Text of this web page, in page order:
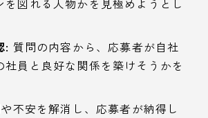
図れる人物かを見極めようとし
: 質問の内容から、応募者が自社
員と良好な関係を築けそうかを
不安を解消し、応募者が納得し